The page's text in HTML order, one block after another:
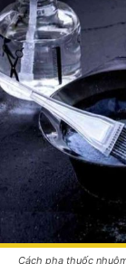
Cách pha thuốc